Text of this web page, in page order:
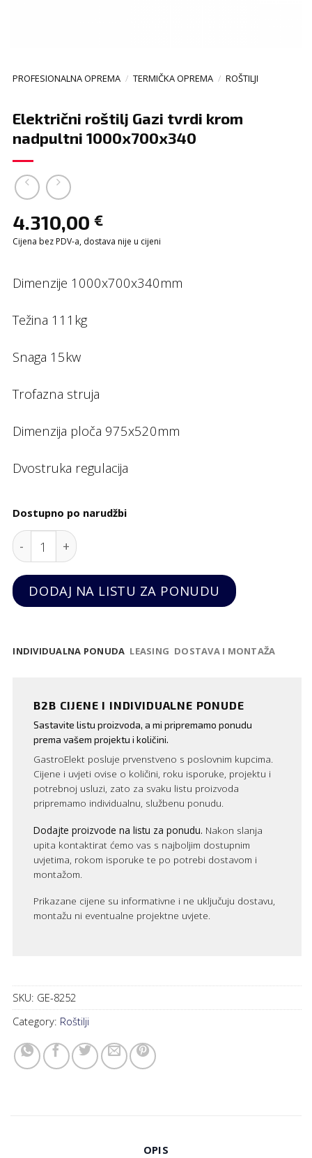
PROFESIONALNA OPREMA / TERMIČKA OPREMA / ROŠTILJI
Električni roštilj Gazi tvrdi krom
nadpultni 1000x700x340
4.310,00€
Cijena bez PDV-a, dostava nije u cijeni
Dimenzije 1000x700x340mm
Težina 111kg
Snaga 15kw
Trofazna struja
Dimenzija ploča 975x520mm
Dvostruka regulacija
Dostupno po narudžbi
Električni roštilj Gazi tvrdi krom nadpultni
DODAJ NA LISTU ZA PONUDU
INDIVIDUALNA PONUDA LEASING DOSTAVA I MONTAŽA
B2B CIJENE I INDIVIDUALNE PONUDE
Sastavite listu proizvoda, a mi pripremamo ponudu
prema vašem projektu i količini.
GastroElekt posluje prvenstveno s poslovnim kupcima.
Cijene i uvjeti ovise o količini, roku isporuke, projektu i
potrebnoj usluzi, zato za svaku listu proizvoda
pripremamo individualnu, službenu ponudu.
Dodajte proizvode na listu za ponudu. Nakon slanja
upita kontaktirat ćemo vas s najboljim dostupnim
uvjetima, rokom isporuke te po potrebi dostavom i
montažom.
Prikazane cijene su informativne i ne uključuju dostavu,
montažu ni eventualne projektne uvjete.
SKU: GE-8252
Category: Roštilji
OPIS